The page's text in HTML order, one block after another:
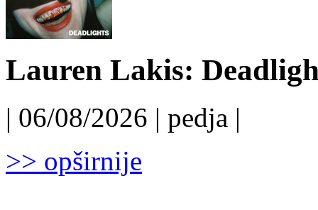
Lauren Lakis:
| 06/08/2026 | pedja |
>> opširnije